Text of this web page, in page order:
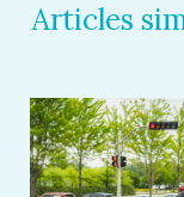
Articles